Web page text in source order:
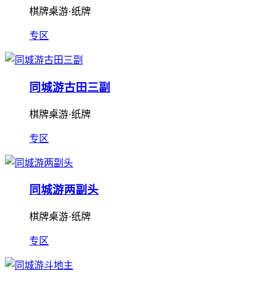
棋牌桌游·纸牌
专区
同城游古田三副
棋牌桌游·纸牌
专区
同城游两副头
棋牌桌游·纸牌
专区